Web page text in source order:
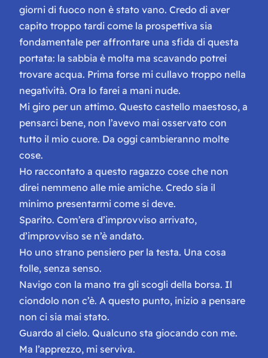
giorni di fuoco non è stato vano. Credo di aver
capito troppo tardi come la prospettiva sia
fondamentale per affrontare una sfida di questa
portata: la sabbia è molta ma scavando potrei
trovare acqua. Prima forse mi cullavo troppo nella
negatività. Ora lo farei a mani nude.
Mi giro per un attimo. Questo castello maestoso, a
pensarci bene, non l’avevo mai osservato con
tutto il mio cuore. Da oggi cambieranno molte
cose.
Ho raccontato a questo ragazzo cose che non
direi nemmeno alle mie amiche. Credo sia il
minimo presentarmi come si deve.
Sparito. Com’era d’improvviso arrivato,
d’improvviso se n’è andato.
Ho uno strano pensiero per la testa. Una cosa
folle, senza senso.
Navigo con la mano tra gli scogli della borsa. Il
ciondolo non c’è. A questo punto, inizio a pensare
non ci sia mai stato.
Guardo al cielo. Qualcuno sta giocando con me.
Ma l’apprezzo, mi serviva.